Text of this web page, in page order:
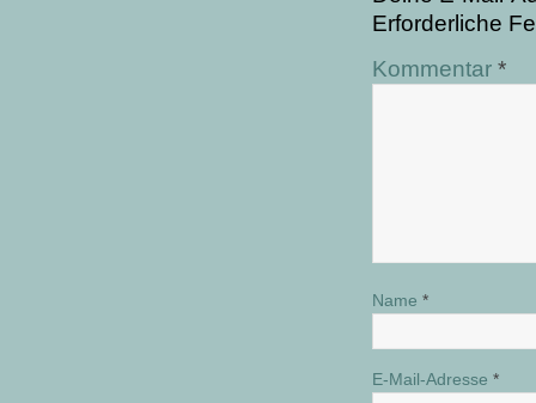
Erforderliche
Kommentar *
Name *
E-Mail-Adresse *